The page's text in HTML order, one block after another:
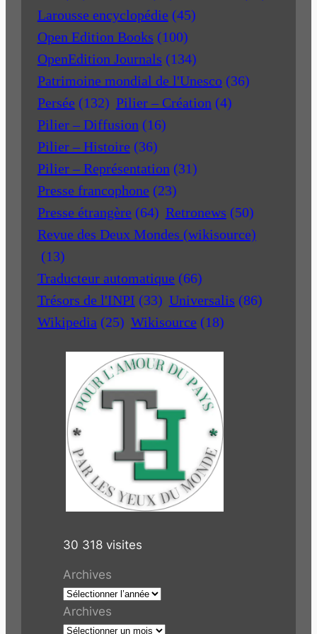
Larousse encyclopédie (45)
Open Edition Books (100)
OpenEdition Journals (134)
Patrimoine mondial de l'Unesco (36)
Persée (132) Pilier – Création (4)
Pilier – Diffusion (16)
Pilier – Histoire (36)
Pilier – Représentation (31)
Presse francophone (23)
Presse étrangère (64) Retronews (50)
Revue des Deux Mondes (wikisource)
(13)
Traducteur automatique (66)
Trésors de l'INPI (33) Universalis (86)
Wikipedia (25) Wikisource (18)
30 318 visites
Archives
Archives